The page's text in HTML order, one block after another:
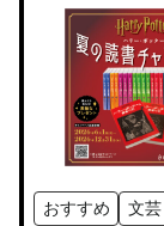
おすすめ 文芸